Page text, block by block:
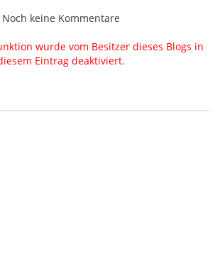
Noch keine Kommentare
wurde vom Besitzer dieses Blogs in
Eintrag deaktiviert.